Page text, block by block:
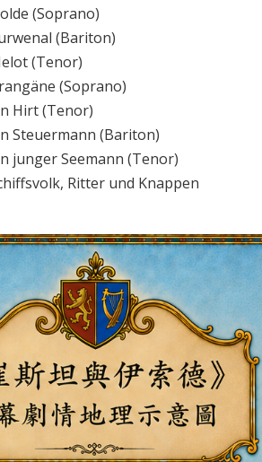
(Soprano)
(Bariton)
(Tenor)
(Soprano)
Hirt (Tenor)
Steuermann (Bariton)
junger Seemann (Tenor)
Ritter und Knappen